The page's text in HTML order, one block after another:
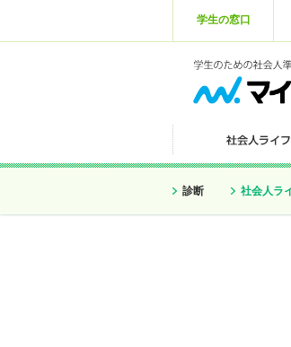
学生の窓口
診断 社会人ラ